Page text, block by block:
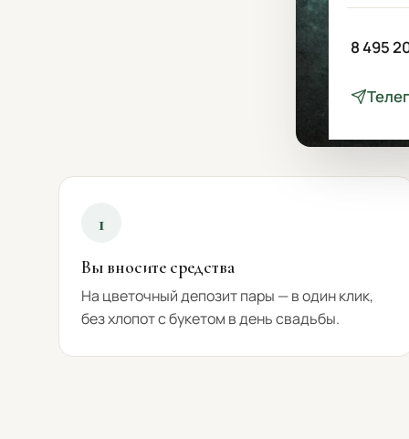
8 495
1
Вы вносите средства
На цветочный депозит пары — в один клик,
без хлопот с букетом в день свадьбы.